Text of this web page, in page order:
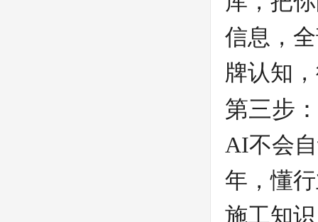
信息，
牌认知
第三步
AI不会
年，懂
施工知